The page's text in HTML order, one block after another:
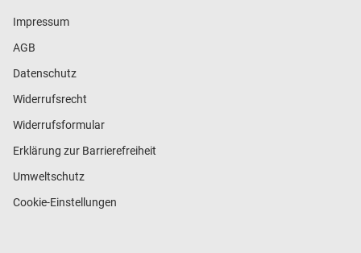
Impressum
AGB
Datenschutz
Widerrufsrecht
Widerrufsformular
Erklärung zur Barrierefreiheit
Umweltschutz
Cookie-Einstellungen